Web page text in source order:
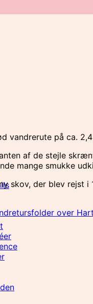
vandrerute på ca.
af de stejle
mange smukke
skov, der blev rejst
over